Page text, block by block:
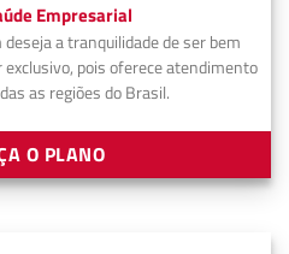
Empresarial
a tranquilidade de ser bem
pois oferece atendimento
as regiões do Brasil.
O PLANO